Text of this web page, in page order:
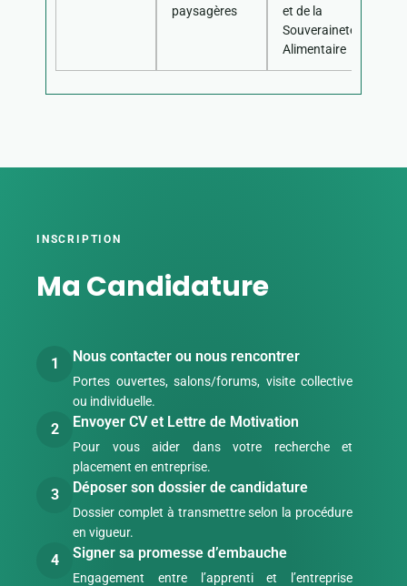
paysagères
et de la
Souveraineté
Alimentaire
INSCRIPTION
Ma Candidature
1 Nous contacter ou nous rencontrer
Portes ouvertes, salons/forums, visite collective
ou individuelle.
2 Envoyer CV et Lettre de Motivation
Pour vous aider dans votre recherche et
placement en entreprise.
3 Déposer son dossier de candidature
Dossier complet à transmettre selon la procédure
en vigueur.
4 Signer sa promesse d’embauche
Engagement entre l’apprenti et l’entreprise